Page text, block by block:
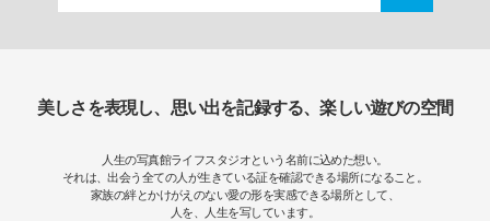
美しさを表現し、思い出を記録する、楽しい遊びの空間
人生の写真館ライフスタジオという名前に込めた想い。
それは、出会う全ての人が生きている証を確認できる場所になること。
家族の絆とかけがえのない愛の形を実感できる場所として、
人を、人生を写しています。